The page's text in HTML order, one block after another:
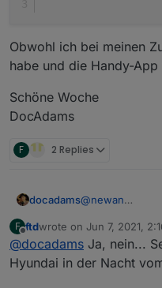
Obwohl ich bei meinen
habe und die Handy-
Schöne Woche
DocAdams
F 2 Replies
docadams@newan
Seite schließt
Was als Punkte
Aber eigentlich
Funktioniert
Seit dem 3.6.20
Error
F
Offline
ftdwrote on Jun 7, 2021,
last edited by
@docadams Ja, nein...
Hyundai in der Nacht